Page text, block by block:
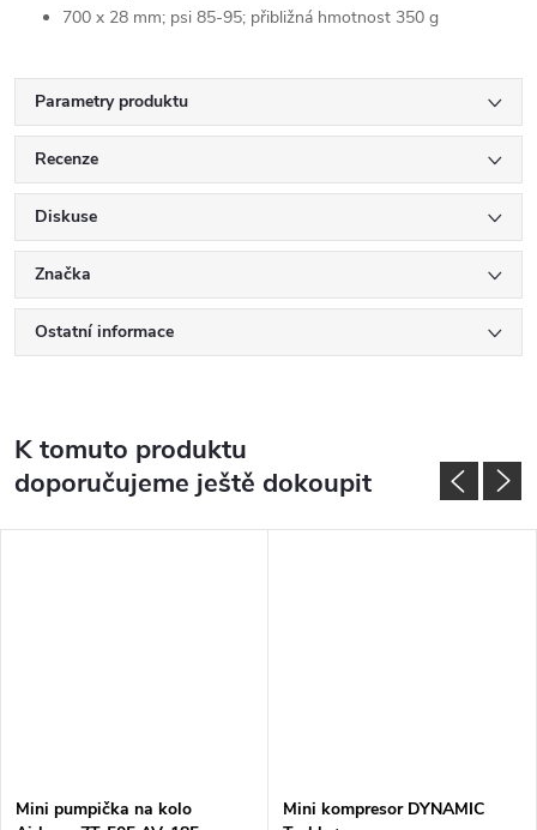
700 x 28 mm; psi 85-95; přibližná hmotnost 350 g
Parametry produktu
Recenze
Diskuse
Značka
Ostatní informace
K tomuto produktu
doporučujeme ještě dokoupit
Mini pumpička na kolo
Mini kompresor DYNAMIC